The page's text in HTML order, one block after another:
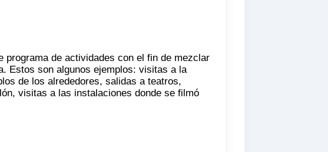
programa de actividades con el fin de mezclar
Estos son algunos ejemplos: visitas a la
de los alrededores, salidas a teatros,
visitas a las instalaciones donde se filmó